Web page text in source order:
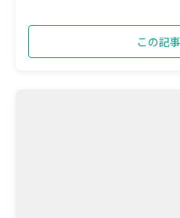
この記